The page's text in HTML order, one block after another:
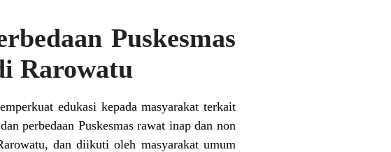
Puskesmas
Rarowatu
edukasi kepada masyarakat terkait
perbedaan Puskesmas rawat inap dan non
dan diikuti oleh masyarakat umum